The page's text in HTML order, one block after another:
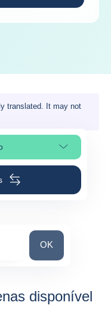
translated. It may not
a secção da página
Pesquisar um
OK
disponível